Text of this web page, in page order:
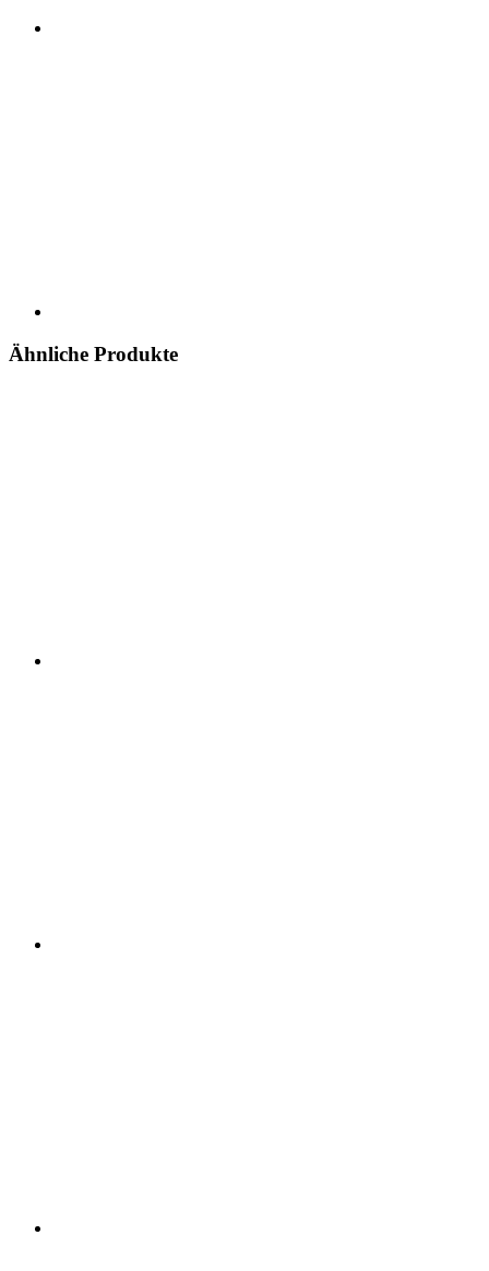
Ähnliche Produkte